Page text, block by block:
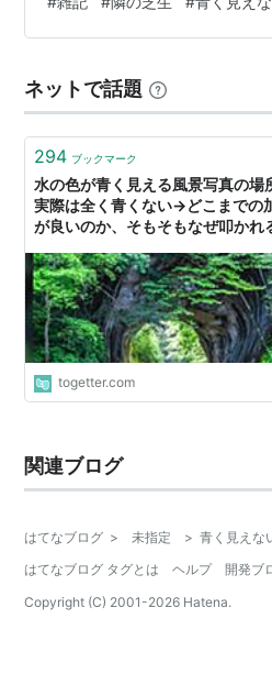
も、全く同感です。 男なんて暇
をしません（笑） そんな話を
う話が飛び込んできました。
定法」では、 現在シニアの雇
務化」と 「70歳までの努…
ネットで話題
294 ブックマーク
水の色が青く見える風景写真の場
実際は全く青くない→どこまでの
が良いのか、そもそもなぜ叩かれ
togetter.com
関連ブログ
はてなブログ > 未指定 > 青く見えな
はてなブログ タグとは
ヘルプ 開発ブ
Copyright (C) 2001-2026 Hatena.